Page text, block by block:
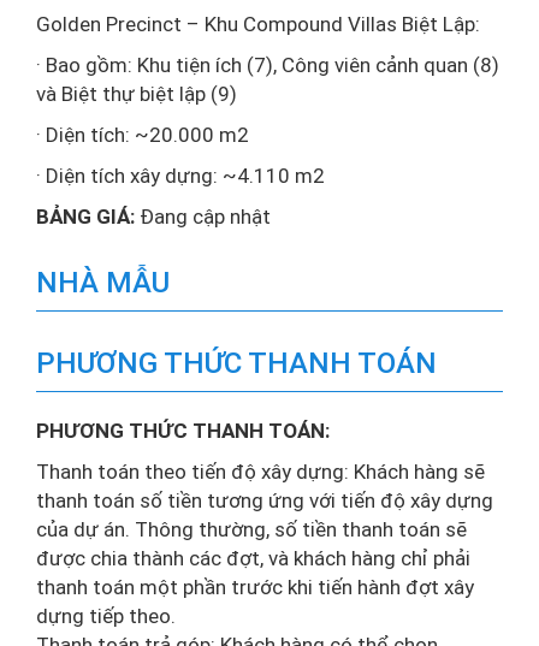
Golden Precinct – Khu Compound Villas Biệt Lập:
· Bao gồm: Khu tiện ích (7), Công viên cảnh quan (8)
và Biệt thự biệt lập (9)
· Diện tích: ~20.000 m2
· Diện tích xây dựng: ~4.110 m2
BẢNG GIÁ: Đang cập nhật
NHÀ MẪU
PHƯƠNG THỨC THANH TOÁN
PHƯƠNG THỨC THANH TOÁN:
Thanh toán theo tiến độ xây dựng: Khách hàng sẽ
thanh toán số tiền tương ứng với tiến độ xây dựng
của dự án. Thông thường, số tiền thanh toán sẽ
được chia thành các đợt, và khách hàng chỉ phải
thanh toán một phần trước khi tiến hành đợt xây
dựng tiếp theo.